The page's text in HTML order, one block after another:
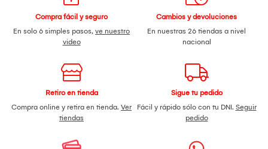
Compra fácil y seguro
En solo 6 simples pasos, ve nuestro
video
Cambios y devoluciones
En nuestras 26 tiendas a nivel
nacional
Retiro en tienda
Compra online y retira en tienda. Ver
tiendas
Sigue tu pedido
Fácil y rápido sólo con tu DNI. Seguir
pedido